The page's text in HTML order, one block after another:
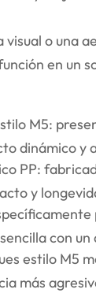
visual o una
en un
M5:
dinámico y
PP:
y
con un
estilo M5
más